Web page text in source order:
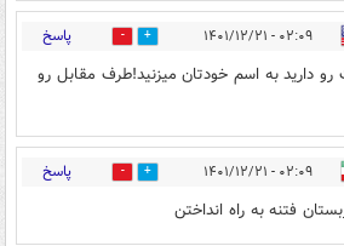
۰۲:۰۹ - ۱۴۰۱/۱۲/۲۱ 3 پاسخ
دارید به اسم خودتان میزنید!طرف مقابل رو
۰۲:۰۹ - ۱۴۰۱/۱۲/۲۱ 0 پاسخ
فتنه به راه انداختن